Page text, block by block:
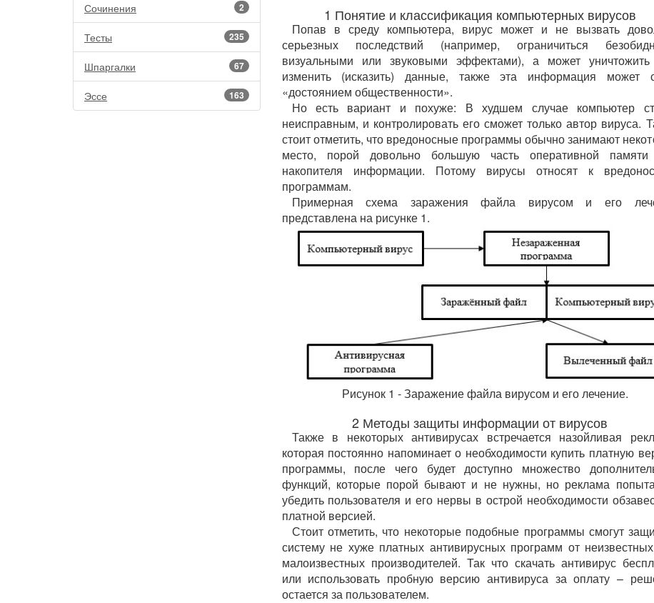
2
Сочинения
235
Тесты
67
Шпаргалки
163
Эссе
1 Понятие и классификация компьютерных вирусов
Попав в среду компьютера, вирус может и не вызвать
серьезных последствий (например, ограничиться
визуальными или звуковыми эффектами), а может
изменить (исказить) данные, также эта информация может
«достоянием общественности».
Но есть вариант и похуже: В худшем случае компьютер
неисправным, и контролировать его сможет только автор вируса.
стоит отметить, что вредоносные программы обычно занимают
место, порой довольно большую часть оперативной
накопителя информации. Потому вирусы относят к
программам.
Примерная схема заражения файла вирусом и его
представлена на рисунке 1.
Рисунок 1 - Заражение файла вирусом и его лечение.
2 Методы защиты информации от вирусов
Также в некоторых антивирусах встречается назойливая
которая постоянно напоминает о необходимости купить платную
программы, после чего будет доступно множество
функций, которые порой бывают и не нужны, но реклама
убедить пользователя и его нервы в острой необходимости
платной версией.
Стоит отметить, что некоторые подобные программы смогут
систему не хуже платных антивирусных программ от
малоизвестных производителей. Так что скачать антивирус
или использовать пробную версию антивируса за оплату –
остается за пользователем.